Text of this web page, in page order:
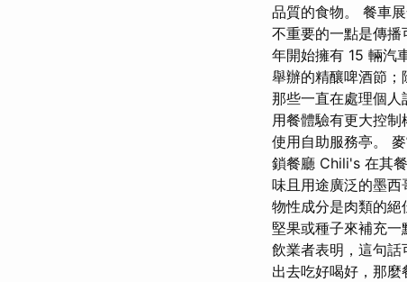
品質的食物。 餐車
不重要的一點是傳
年開始擁有 15 輛汽
舉辦的精釀啤酒節；
那些一直在處理個
用餐體驗有更大控
使用自助服務亭。
鎖餐廳 Chili's 在其
味且用途廣泛的墨
物性成分是肉類的
堅果或種子來補充
飲業者表明，這句
出去吃好喝好，那麼